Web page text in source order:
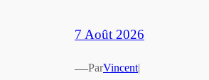
7 Août 2026
—ParVincent|